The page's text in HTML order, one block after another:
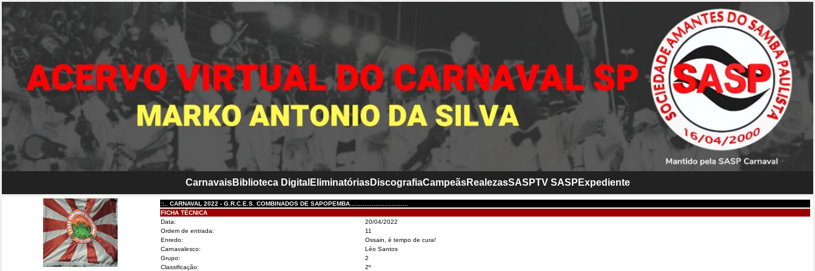
CarnavaisBiblioteca Digital EliminatóriasDiscografiaCampeãsRealezasSASPTV SASP Expediente
::.. CARNAVAL 2022 - G.R.C.E.S. COMBINADOS DE SAPOPEMBA................................
FICHA TÉCNICA
Data:
20/04/2022
Ordem de entrada:
11
Enredo:
Ossain, é tempo de cura!
Carnavalesco:
Léo Santos
Grupo:
2
Classificação:
2º